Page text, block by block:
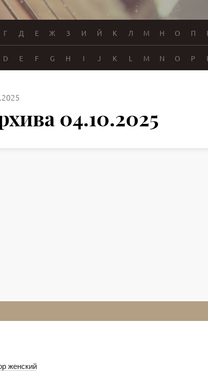
Г Д Е Ж З И Й К Л М Н О П
D E F G H I J K L M N O P
04.10.2025
женский